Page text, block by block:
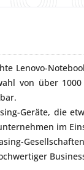
Lenovo-
von über
Geräte, die
im